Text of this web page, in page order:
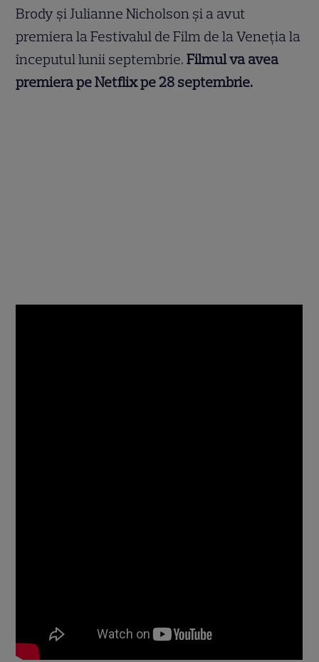
Brody și Julianne Nicholson și a avut
premiera la Festivalul de Film de la Veneția la
începutul lunii septembrie.Filmul va avea
premiera pe Netflix pe 28 septembrie.